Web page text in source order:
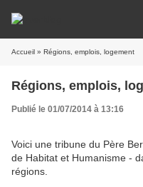
Accueil » Régions, emplois, logement
Régions, emplois,
Publié le 01/07/2014 à 13:16
Voici une tribune du Père
de Habitat et Humanisme -
régions.